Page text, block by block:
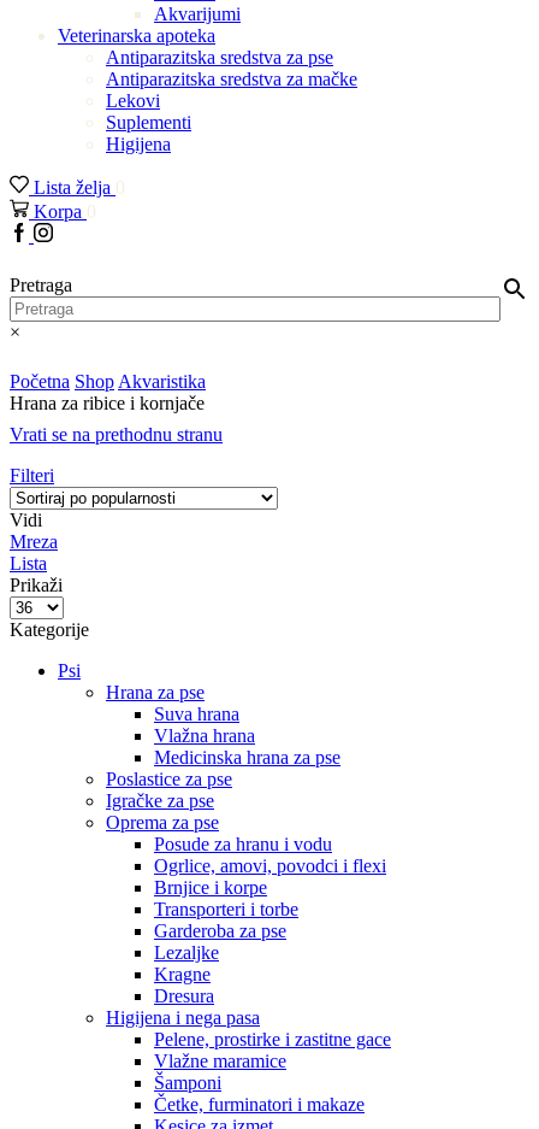
Akvarijumi
Veterinarska apoteka
Antiparazitska sredstva za pse
Antiparazitska sredstva za mačke
Lekovi
Suplementi
Higijena
Lista želja 0
Korpa 0
Facebook
Instagram
Pretraga
×
Početna Shop Akvaristika
Hrana za ribice i kornjače
Vrati se na prethodnu stranu
Filteri
Vidi
Mreza
Lista
Prikaži
Proizvodi
po
Kategorije
Psi
Hrana za pse
Suva hrana
Vlažna hrana
Medicinska hrana za pse
Poslastice za pse
Igračke za pse
Oprema za pse
Posude za hranu i vodu
Ogrlice, amovi, povodci i flexi
Brnjice i korpe
Transporteri i torbe
Garderoba za pse
Lezaljke
Kragne
Dresura
Higijena i nega pasa
Pelene, prostirke i zastitne gace
Vlažne maramice
Šamponi
Četke, furminatori i makaze